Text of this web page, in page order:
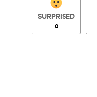
SURPRISED
0